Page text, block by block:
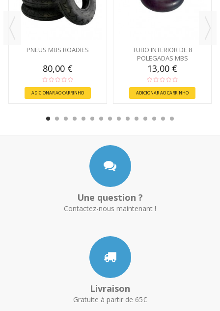
PNEUS MBS ROADIES
80,00 €
ADICIONAR AO CARRINHO
TUBO INTERIOR DE 8
POLEGADAS MBS
13,00 €
ADICIONAR AO CARRINHO
Une question ?
Contactez-nous maintenant !
Livraison
Gratuite à partir de 65€